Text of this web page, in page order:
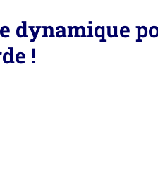
dynamique
!